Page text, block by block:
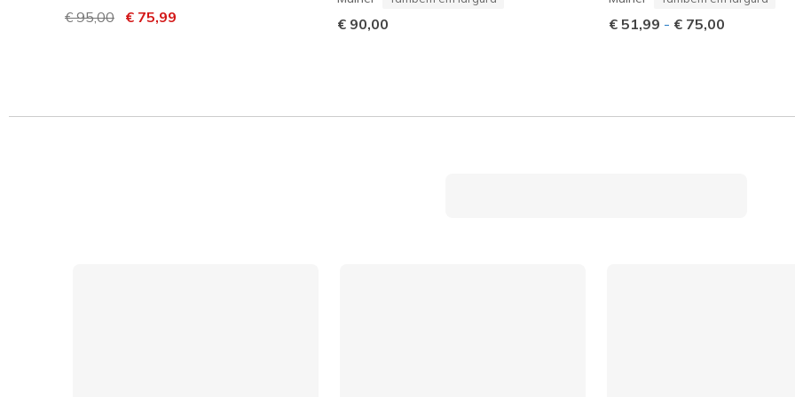
Preço com desconto de
€ 95,00 para
€ 75,99 € 90,00 € 51,99 - € 75,00